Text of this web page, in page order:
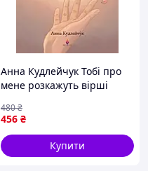
Анна Кудлейчук Тобі про
мене розкажуть вірші
456 ₴
480₴
Купити